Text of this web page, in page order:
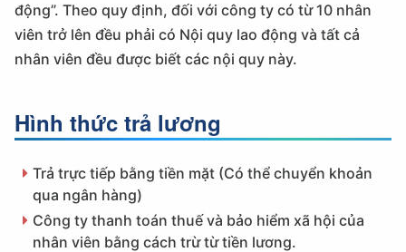
động”. Theo quy định, đối với công ty có từ 10 nhân
viên trở lên đều phải có Nội quy lao động và tất cả
nhân viên đều được biết các nội quy này.
Hình thức trả lương
Trả trực tiếp bằng tiền mặt (Có thể chuyển khoản
qua ngân hàng)
Công ty thanh toán thuế và bảo hiểm xã hội của
nhân viên bằng cách trừ từ tiền lương.